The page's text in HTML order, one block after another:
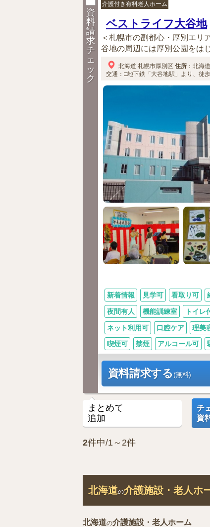
資
料
請
求
チ
ェ
ッ
ク
介護付き有料老人ホーム
ベストライフ大谷地
＜札幌市の副都心・厚別エリ
谷地の周辺には厚別公園をは
北海道 札幌市厚別区 住所 ： 北海道
交通：□地下鉄「大谷地駅」より、徒
新着情報 見学可 看取り可
夜間有人 機能訓練室 トイレ
ネット利用可 口腔ケア 理美
喫煙可 禁煙 アルコール可
資料請求する(無料)
まとめて
追加
チ
資
2件中/1～2件
北海道の介護施設・老人ホ
北海道の介護施設・老人ホーム